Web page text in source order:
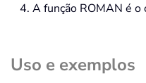
4. A função ROMAN é o
Uso e exemplos